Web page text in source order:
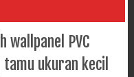
wallpanel PVC
ukuran kecil